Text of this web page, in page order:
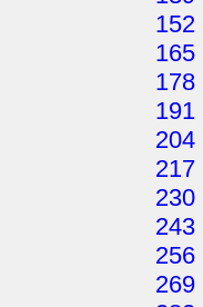
152
165
178
191
204
217
230
243
256
269